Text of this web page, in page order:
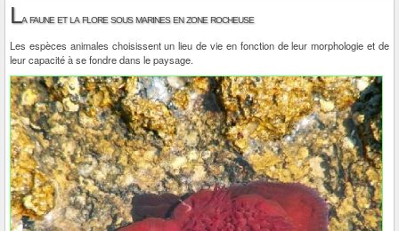
La faune et la flore sous marines en zone rocheuse
Les espèces animales choisissent un lieu de vie en fonction de leur morphologie et de
leur capacité à se fondre dans le paysage.